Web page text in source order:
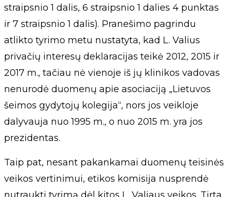
straipsnio 1 dalis, 6 straipsnio 1 dalies 4 punktas
ir 7 straipsnio 1 dalis). Pranešimo pagrindu
atlikto tyrimo metu nustatyta, kad L. Valius
privačių interesų deklaracijas teikė 2012, 2015 ir
2017 m., tačiau nė vienoje iš jų klinikos vadovas
nenurodė duomenų apie asociaciją „Lietuvos
šeimos gydytojų kolegija“, nors jos veikloje
dalyvauja nuo 1995 m., o nuo 2015 m. yra jos
prezidentas.
Taip pat, nesant pakankamai duomenų teisinės
veikos vertinimui, etikos komisija nusprendė